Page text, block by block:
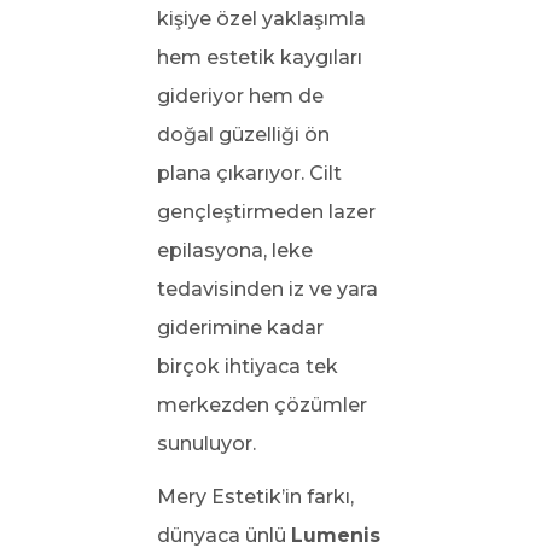
kişiye özel yaklaşımla
hem estetik kaygıları
gideriyor hem de
doğal güzelliği ön
plana çıkarıyor. Cilt
gençleştirmeden lazer
epilasyona, leke
tedavisinden iz ve yara
giderimine kadar
birçok ihtiyaca tek
merkezden çözümler
sunuluyor.
Mery Estetik’in farkı,
dünyaca ünlü Lumenis